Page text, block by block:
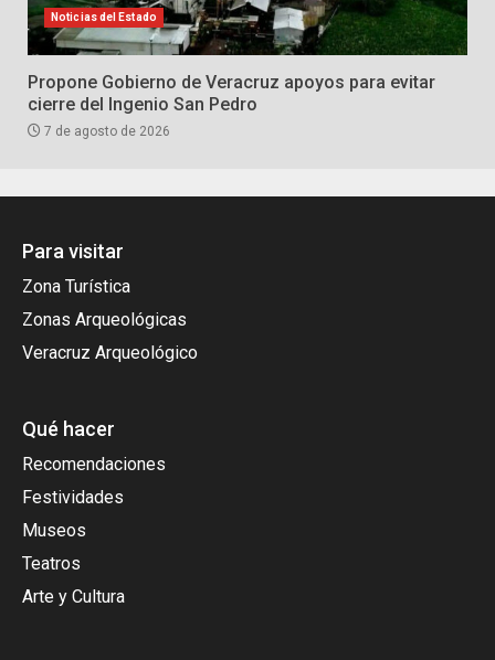
Noticias del Estado
Propone Gobierno de Veracruz apoyos para evitar
cierre del Ingenio San Pedro
7 de agosto de 2026
Para visitar
Zona Turística
Zonas Arqueológicas
Veracruz Arqueológico
Qué hacer
Recomendaciones
Festividades
Museos
Teatros
Arte y Cultura